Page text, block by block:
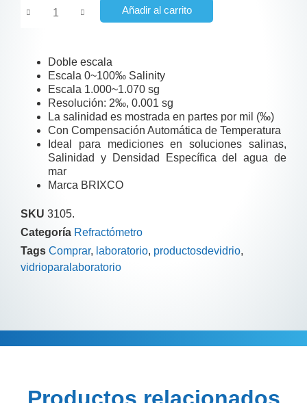
Añadir al carrito
Doble escala
Escala 0~100‰ Salinity
Escala 1.000~1.070 sg
Resolución: 2‰, 0.001 sg
La salinidad es mostrada en partes por mil (‰)
Con Compensación Automática de Temperatura
Ideal para mediciones en soluciones salinas,
Salinidad y Densidad Específica del agua de
mar
Marca BRIXCO
SKU 3105.
Categoría Refractómetro
Tags Comprar, laboratorio, productosdevidrio,
vidrioparalaboratorio
Descripción Información adicional
Productos relacionados